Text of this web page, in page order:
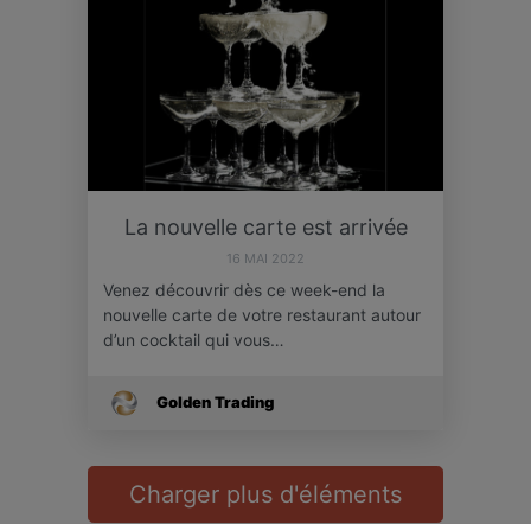
La nouvelle carte est arrivée
16 MAI 2022
Venez découvrir dès ce week-end la
nouvelle carte de votre restaurant autour
d’un cocktail qui vous…
Golden Trading
Charger plus d'éléments